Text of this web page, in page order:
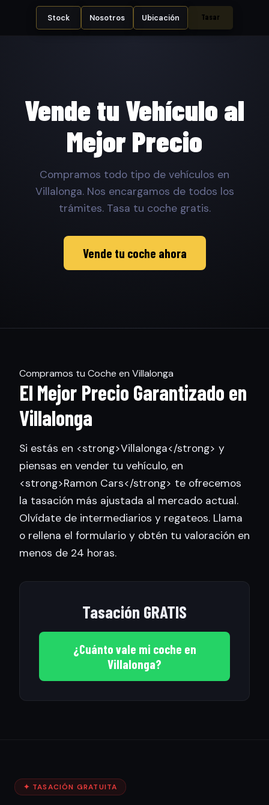
Stock Nosotros Ubicación Tasar
Vende tu Vehículo al
Mejor Precio
Compramos todo tipo de vehículos en
Villalonga. Nos encargamos de todos los
trámites. Tasa tu coche gratis.
Vende tu coche ahora
Compramos tu Coche en Villalonga
El Mejor Precio Garantizado en
Villalonga
Si estás en <strong>Villalonga</strong> y
piensas en vender tu vehículo, en
<strong>Ramon Cars</strong> te ofrecemos
la tasación más ajustada al mercado actual.
Olvídate de intermediarios y regateos. Llama
o rellena el formulario y obtén tu valoración en
menos de 24 horas.
Tasación GRATIS
¿Cuánto vale mi coche en
Villalonga?
✦ TASACIÓN GRATUITA